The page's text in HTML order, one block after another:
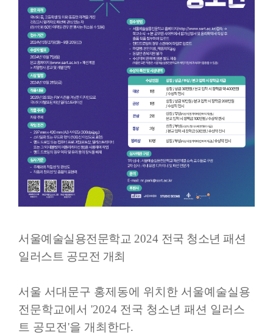
서울예술실용전문학교 2024 전국 청소년 패션
일러스트 공모전 개최
서울 서대문구 홍제동에 위치한 서울예술실용
전문학교에서 '2024 전국 청소년 패션 일러스
트 공모전'을 개최한다.